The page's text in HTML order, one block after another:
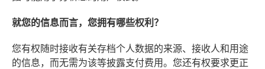
就您的信息而言，您拥有哪些权利？
您有权随时接收有关存档个人数据的来源、接收人和用途
的信息，而无需为该等披露支付费用。您还有权要求更正